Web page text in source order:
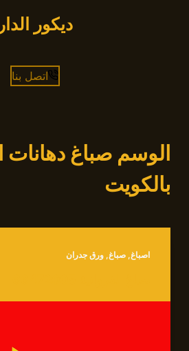
ديكور الدار
اتصل بنا
الوسم صباغ دهانات
بالكويت
اصباغ, صباغ, ورق جدران